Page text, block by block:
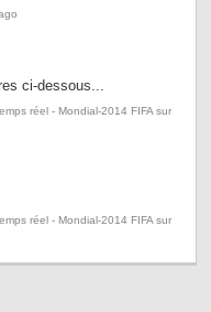
ci-dessous...
réel - Mondial-2014 FIFA sur
réel - Mondial-2014 FIFA sur